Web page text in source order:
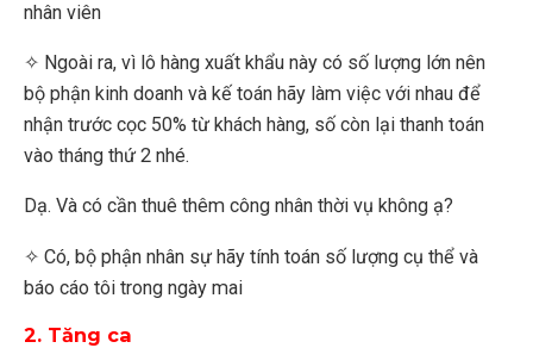
nhân viên
✧ Ngoài ra, vì lô hàng xuất khẩu này có số lượng lớn nên
bộ phận kinh doanh và kế toán hãy làm việc với nhau để
nhận trước cọc 50% từ khách hàng, số còn lại thanh toán
vào tháng thứ 2 nhé.
Dạ. Và có cần thuê thêm công nhân thời vụ không ạ?
✧ Có, bộ phận nhân sự hãy tính toán số lượng cụ thể và
báo cáo tôi trong ngày mai
2. Tăng ca